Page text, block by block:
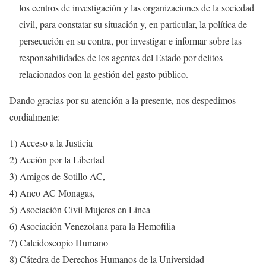
los centros de investigación y las organizaciones de la sociedad
civil, para constatar su situación y, en particular, la política de
persecución en su contra, por investigar e informar sobre las
responsabilidades de los agentes del Estado por delitos
relacionados con la gestión del gasto público.
Dando gracias por su atención a la presente, nos despedimos
cordialmente:
1) Acceso a la Justicia
2) Acción por la Libertad
3) Amigos de Sotillo AC,
4) Anco AC Monagas,
5) Asociación Civil Mujeres en Línea
6) Asociación Venezolana para la Hemofilia
7) Caleidoscopio Humano
8) Cátedra de Derechos Humanos de la Universidad